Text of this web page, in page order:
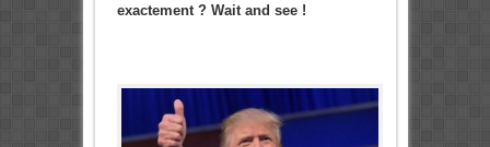
exactement ? Wait and see !